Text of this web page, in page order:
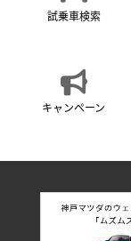
試乗車検索
キャンペーン